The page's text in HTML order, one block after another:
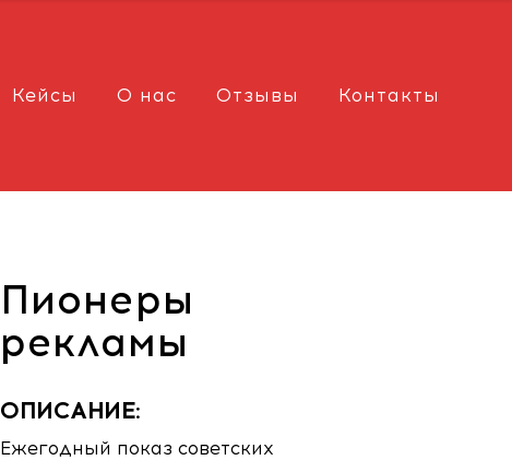
Кейсы О нас Отзывы Контакты
Пионеры
рекламы
ОПИСАНИЕ:
Ежегодный показ советских